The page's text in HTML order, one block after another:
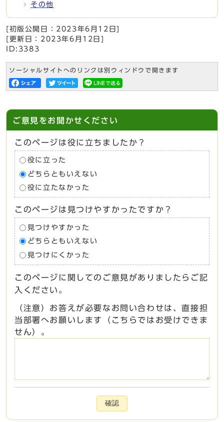
その他
[初版公開日： 2023年6月12日]
[更新日： 2023年6月12日 ]
ID:3383
ソーシャルサイトへのリンクは別ウィンドウで開きます
ご意見をお聞かせください
このページは役に立ちましたか？
役に立った
どちらともいえない
役に立たなかった
このページは見つけやすかったですか？
見つけやすかった
どちらともいえない
見つけにくかった
このページに関してのご意見がありましたらご記
入ください。
（注意）お答えが必要なお問い合わせは、直接担
当部署へお願いします（こちらではお受けできま
せん）。
確認